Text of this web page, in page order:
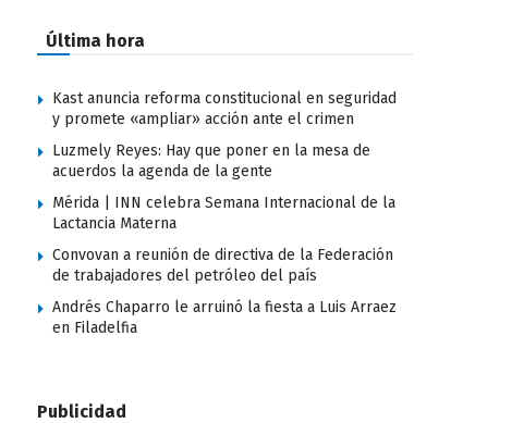
Última hora
Kast anuncia reforma constitucional en seguridad
y promete «ampliar» acción ante el crimen
Luzmely Reyes: Hay que poner en la mesa de
acuerdos la agenda de la gente
Mérida | INN celebra Semana Internacional de la
Lactancia Materna
Convovan a reunión de directiva de la Federación
de trabajadores del petróleo del país
Andrés Chaparro le arruinó la fiesta a Luis Arraez
en Filadelfia
Publicidad